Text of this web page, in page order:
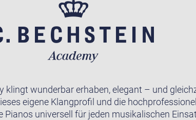
klingt wunderbar erhaben, elegant – und
eigene Klangprofil und die
Pianos universell für jeden musikalischen